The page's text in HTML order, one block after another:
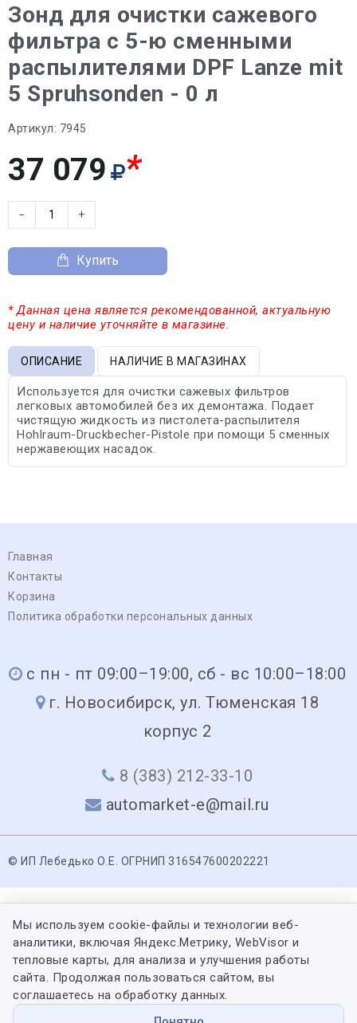
Зонд для очистки сажевого
фильтра с 5-ю сменными
распылителями DPF Lanze mit
5 Spruhsonden - 0 л
Артикул: 7945
37 079 *
− +
Купить
* Данная цена является рекомендованной, актуальную
цену и наличие уточняйте в магазине.
ОПИСАНИЕ НАЛИЧИЕ В МАГАЗИНАХ
Используется для очистки сажевых фильтров
легковых автомобилей без их демонтажа. Подает
чистящую жидкость из пистолета-распылителя
Hohlraum-Druckbecher-Pistole при помощи 5 сменных
нержавеющих насадок.
Главная
Контакты
Корзина
Политика обработки персональных данных
с пн - пт 09:00–19:00, сб - вс 10:00–18:00
г. Новосибирск, ул. Тюменская 18
корпус 2
8 (383) 212-33-10
automarket-e@mail.ru
© ИП Лебедько О.Е. ОГРНИП 316547600202221
Мы используем cookie-файлы и технологии веб-
аналитики, включая Яндекс.Метрику, WebVisor и
тепловые карты, для анализа и улучшения работы
сайта. Продолжая пользоваться сайтом, вы
соглашаетесь на обработку данных.